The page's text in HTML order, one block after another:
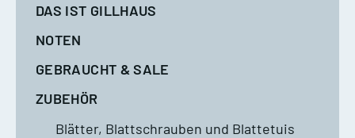
DAS IST GILLHAUS
NOTEN
GEBRAUCHT & SALE
ZUBEHÖR
Blätter, Blattschrauben und Blattetuis